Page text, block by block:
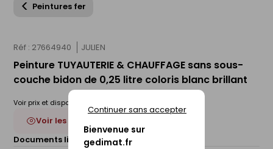
Bienvenue sur
gedimat.fr
Continuer sans accepter
Peintures fer
Réf : 27664940 JULIEN
Peinture TUYAUTERIE & CHAUFFAGE sans sous-
couche bidon de 0,25 litre coloris blanc brillant
Voir prix et disponibilité en magasin
Voir les 4 déclinaisons
Documents liés :
Fiche de sécurité (FdS)